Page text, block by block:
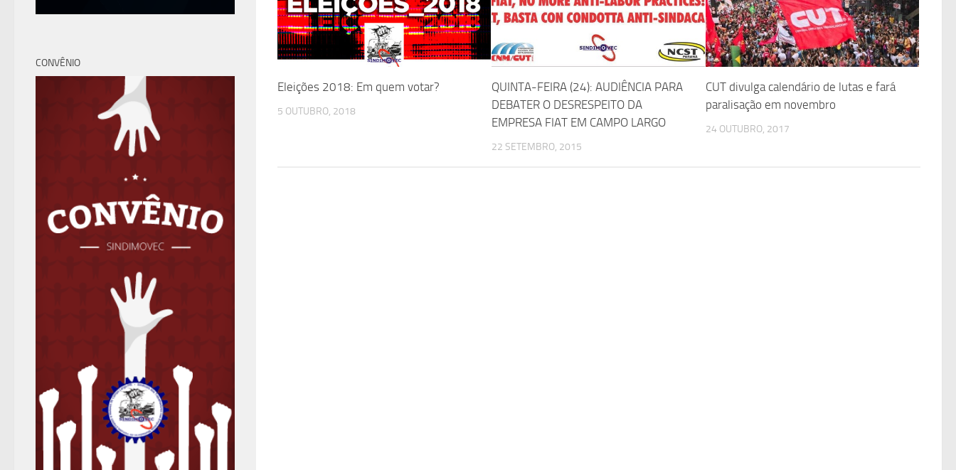
Eleições 2018: Em quem votar?
5 OUTUBRO, 2018
QUINTA-FEIRA (24): AUDIÊNCIA PARA
DEBATER O DESRESPEITO DA
EMPRESA FIAT EM CAMPO LARGO
22 SETEMBRO, 2015
CUT divulga calendário de lutas e fará
paralisação em novembro
24 OUTUBRO, 2017
CONVÊNIO